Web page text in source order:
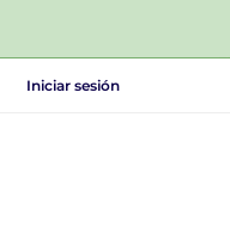
Iniciar sesión